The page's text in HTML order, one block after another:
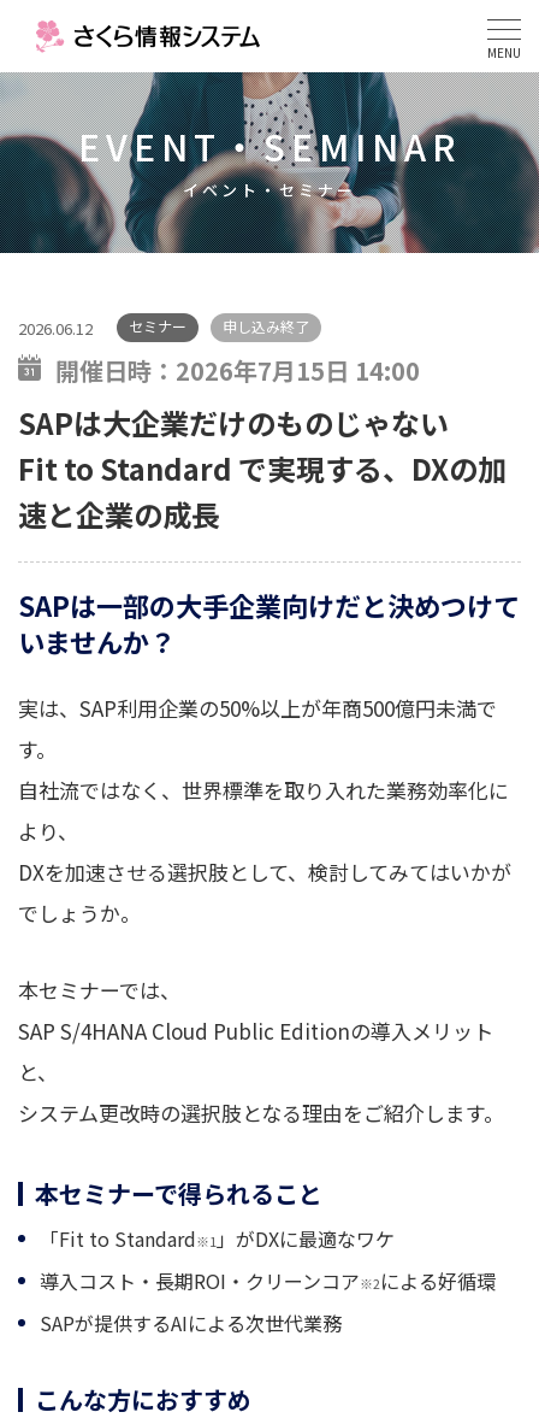
MENU
EVENT・SEMINAR
イベント・セミナー
2026.06.12 セミナー 申し込み終了
開催日時： 2026年7月15日 14:00
SAPは大企業だけのものじゃない
Fit to Standard で実現する、DXの加
速と企業の成長
SAPは一部の大手企業向けだと決めつけて
いませんか？
実は、SAP利用企業の50%以上が年商500億円未満で
す。
自社流ではなく、世界標準を取り入れた業務効率化に
より、
DXを加速させる選択肢として、検討してみてはいかが
でしょうか。
本セミナーでは、
SAP S/4HANA Cloud Public Editionの導入メリット
と、
システム更改時の選択肢となる理由をご紹介します。
本セミナーで得られること
「Fit to Standard※1 」がDXに最適なワケ
導入コスト・長期ROI・クリーンコア※2による好循環
SAPが提供するAIによる次世代業務
こんな方におすすめ